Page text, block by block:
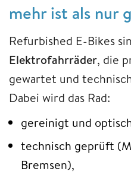
mehr ist als nur
Refurbished E-Bikes
Elektrofahrräder, die
gewartet und
Dabei wird das Rad:
gereinigt und
technisch geprüft
Bremsen),